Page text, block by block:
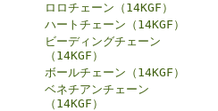
ロロチェーン（14KGF）
ハートチェーン（14KGF）
ビーディングチェーン
（14KGF）
ボールチェーン（14KGF）
ベネチアンチェーン
（14KGF）